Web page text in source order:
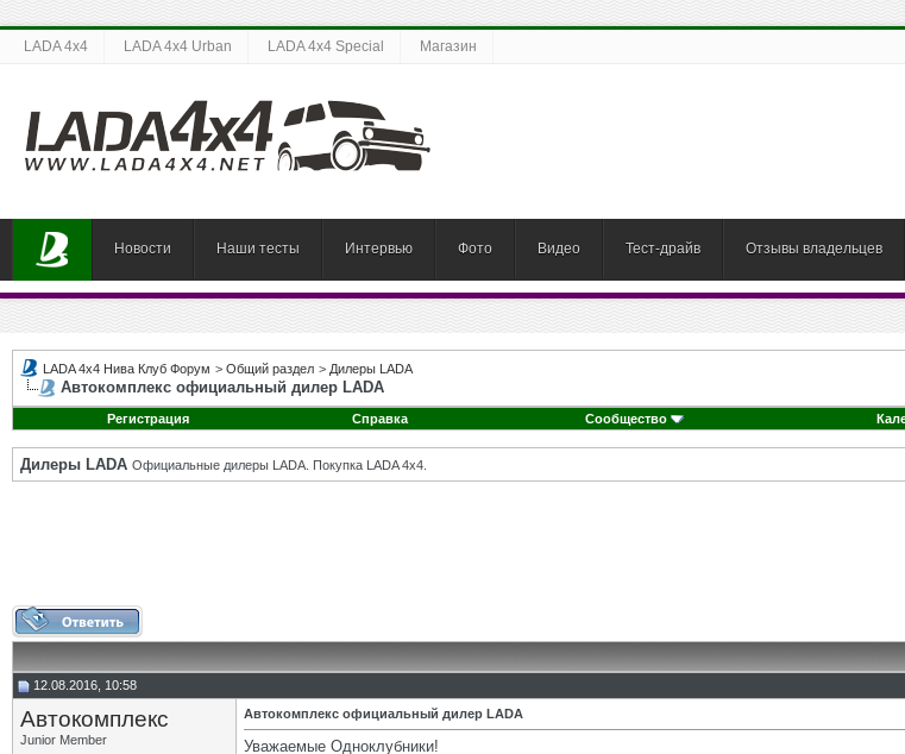
LADA 4x4 LADA 4x4 Urban LADA 4x4 Special Магазин
Новости Наши тесты Интервью Фото Видео Тест-драйв Отзывы владельцев
LADA 4x4 Нива Клуб Форум > Общий раздел > Дилеры LADA
Автокомплекс официальный дилер LADA
Регистрация
Справка Сообщество
Дилеры LADA Официальные дилеры LADA. Покупка LADA 4x4.
12.08.2016, 10:58
Автокомплекс
Junior Member
Автокомплекс официальный дилер LADA
Уважаемые Одноклубники!